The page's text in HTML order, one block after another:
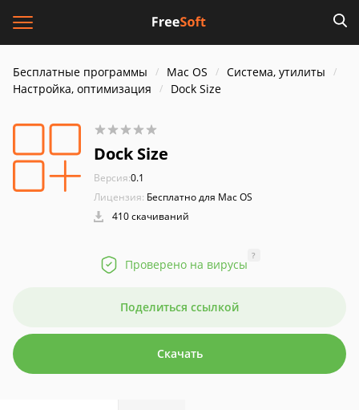
Бесплатные программы Mac OS
Система, утилиты
Настройка, оптимизация
Dock Size
Dock Size
Версия:0.1
Лицензия: Бесплатно для Mac OS
410 скачиваний
Проверено на вирусы
?
Поделиться ссылкой
Скачать